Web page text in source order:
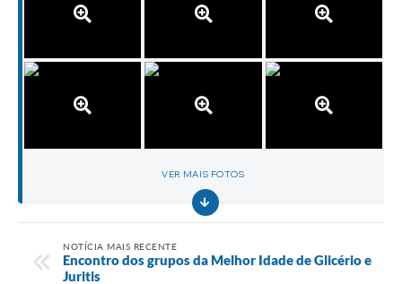
VER MAIS FOTOS
NOTÍCIA MAIS RECENTE
Encontro dos grupos da Melhor Idade de Glicério e
Juritis